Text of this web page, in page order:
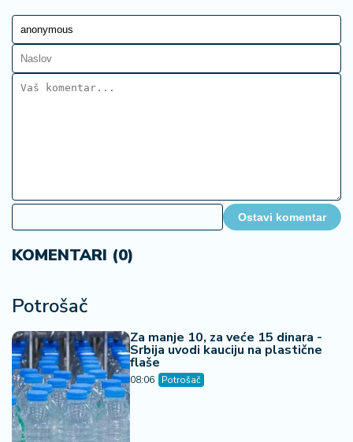
Ostavi komentar
KOMENTARI (0)
Potrošač
Za manje 10, za veće 15 dinara -
Srbija uvodi kauciju na plastične
flaše
08:06 Potrošač